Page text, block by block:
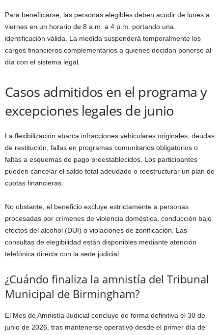
Para beneficiarse, las personas elegibles deben acudir de lunes a
viernes en un horario de 8 a.m. a 4 p.m. portando una
identificación válida. La medida suspenderá temporalmente los
cargos financieros complementarios a quienes decidan ponerse al
día con el sistema legal.
Casos admitidos en el programa y
excepciones legales de junio
La flexibilización abarca infracciones vehiculares originales, deudas
de restitución, fallas en programas comunitarios obligatorios o
faltas a esquemas de pago preestablecidos. Los participantes
pueden cancelar el saldo total adeudado o reestructurar un plan de
cuotas financieras.
No obstante, el beneficio excluye estrictamente a personas
procesadas por crímenes de violencia doméstica, conducción bajo
efectos del alcohol (DUI) o violaciones de zonificación. Las
consultas de elegibilidad están disponibles mediante atención
telefónica directa con la sede judicial.
¿Cuándo finaliza la amnistía del Tribunal
Municipal de Birmingham?
El Mes de Amnistía Judicial concluye de forma definitiva el 30 de
junio de 2026, tras mantenerse operativo desde el primer día de